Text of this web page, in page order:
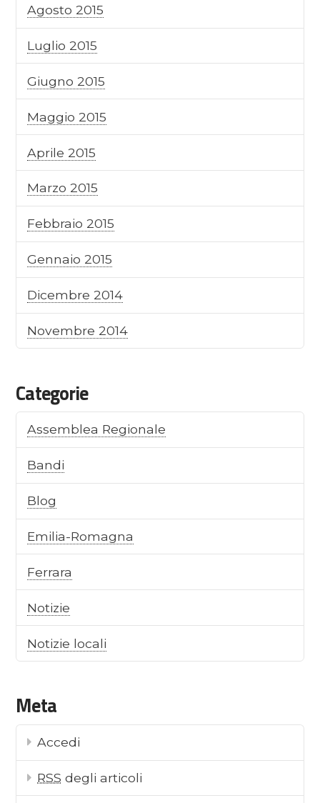
Agosto 2015
Luglio 2015
Giugno 2015
Maggio 2015
Aprile 2015
Marzo 2015
Febbraio 2015
Gennaio 2015
Dicembre 2014
Novembre 2014
Categorie
Assemblea Regionale
Bandi
Blog
Emilia-Romagna
Ferrara
Notizie
Notizie locali
Meta
Accedi
RSS degli articoli